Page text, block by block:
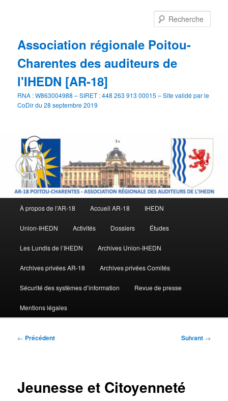
Association régionale Poitou-
Charentes des auditeurs de
l'IHEDN [AR-18]
RNA : W863004988 – SIRET : 448 263 913 00015 – Site validé par le
CoDir du 28 septembre 2019
principal
À propos de l’AR-18 Accueil AR-18 IHEDN
Union-IHEDN Activités Dossiers Études
Les Lundis de l’IHEDN Archives Union-IHEDN
Archives privées AR-18 Archives privées Comités
Sécurité des systèmes d’information Revue de presse
Mentions légales
Navigation
← Précédent Suivant →
Jeunesse et Citoyenneté